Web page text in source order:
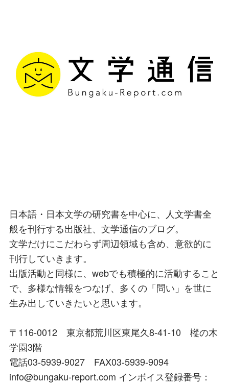
日本語・日本文学の研究書を中心に、人文学書全
般を刊行する出版社、文学通信のブログ。
文学だけにこだわらず周辺領域も含め、意欲的に
刊行していきます。
出版活動と同様に、webでも積極的に活動すること
で、多様な情報をつなげ、多くの「問い」を世に
生み出していきたいと思います。
〒116-0012 東京都荒川区東尾久8-41-10 樅の木
学園3階
電話03-5939-9027 FAX03-5939-9094
info@bungaku-report.com インボイス登録番号：